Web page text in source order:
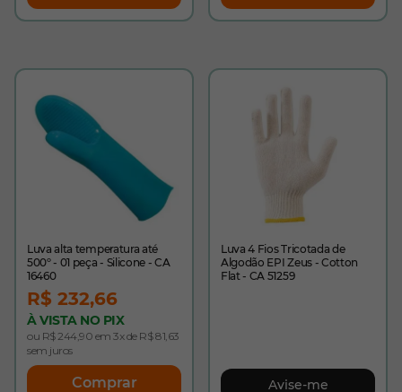
Luva alta temperatura até
500º - 01 peça - Silicone - CA
16460
R$ 232,66
À VISTA NO PIX
ou R$ 244,90 em 3x de R$ 81,63
sem juros
Comprar
Luva 4 Fios Tricotada de
Algodão EPI Zeus - Cotton
Flat - CA 51259
Avise-me